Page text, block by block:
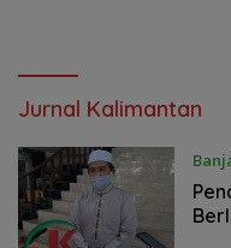
Jurnal Kalimantan